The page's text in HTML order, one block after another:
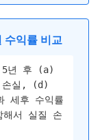
수익률 비교
5년 후 (a)
손실, (d)
세후 수익률
해서 실질 손